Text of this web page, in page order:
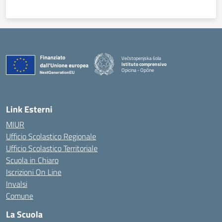
Večstopenjska šola
Istituto comprensivo
Opicina - Opčine
Link Esterni
MIUR
Ufficio Scolastico Regionale
Ufficio Scolastico Territoriale
Scuola in Chiaro
Iscrizioni On Line
Invalsi
Comune
La Scuola